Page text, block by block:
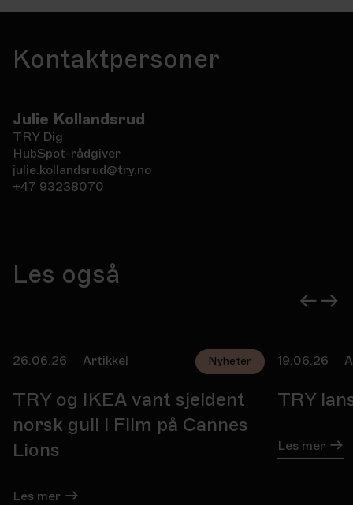
Kontaktpersoner
Julie Kollandsrud
TRY Dig
HubSpot-rådgiver
julie.kollandsrud@try.no
+47 93238070
Les også
26.06.26 Artikkel Nyheter
TRY og IKEA vant sjeldent
norsk gull i Film på Cannes
Lions
Les mer
19.06.26
TRY
Les mer